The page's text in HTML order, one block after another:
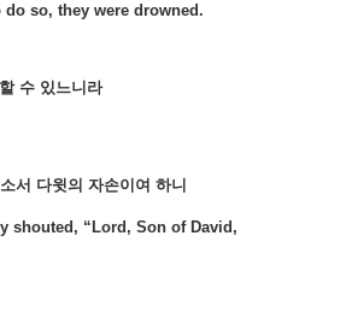
so, they were drowned.
할 수 있느니라
서 다윗의 자손이여 하니
shouted, “Lord, Son of David,